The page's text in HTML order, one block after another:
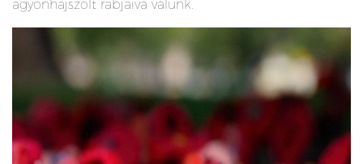
agyonhajszolt rabjaivá válunk.